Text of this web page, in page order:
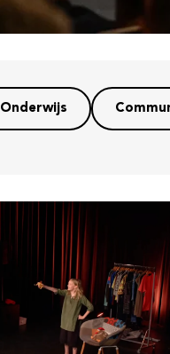
Onderwijs